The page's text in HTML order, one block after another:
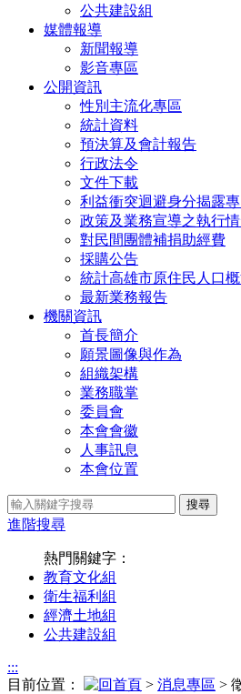
公共建設組
媒體報導
新聞報導
影音專區
公開資訊
性別主流化專區
統計資料
預決算及會計報告
行政法令
文件下載
利益衝突迴避身分揭露
政策及業務宣導之執行
對民間團體補捐助經費
採購公告
統計高雄市原住民人口
最新業務報告
機關資訊
首長簡介
願景圖像與作為
組織架構
業務職掌
委員會
本會會徽
人事訊息
本會位置
搜尋
進階搜尋
熱門關鍵字：
教育文化組
衛生福利組
經濟土地組
公共建設組
:::
目前位置：
> 消息專區 >